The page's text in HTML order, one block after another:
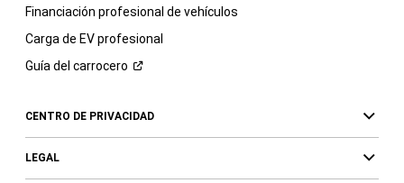
Financiación profesional de vehículos
Carga de EV profesional
Guía del carrocero
CENTRO DE PRIVACIDAD
LEGAL